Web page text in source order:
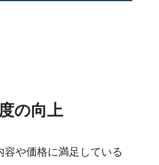
の向上
容や価格に満足している